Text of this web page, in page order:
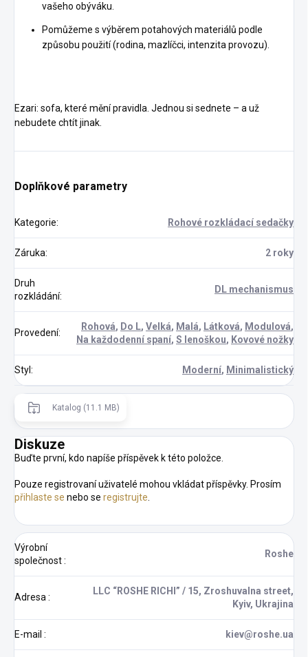
vašeho obýváku.
Pomůžeme s výběrem potahových materiálů podle
způsobu použití (rodina, mazlíčci, intenzita provozu).
Ezari: sofa, které mění pravidla. Jednou si sednete – a už
nebudete chtít jinak.
Doplňkové parametry
Kategorie: Rohové rozkládací sedačky
Záruka: 2 roky
Druh
rozkládání:
DL mechanismus
Provedení:
Rohová, Do L, Velká, Malá, Látková, Modulová,
Na každodenní spaní, S lenoškou, Kovové nožky
Styl: Moderní, Minimalistický
Katalog (11.1 MB)
Diskuze
Buďte první, kdo napíše příspěvek k této položce.
Pouze registrovaní uživatelé mohou vkládat příspěvky. Prosím
přihlaste se nebo se registrujte
Výrobní
společnost:
Roshe
Adresa :
LLC “ROSHE RICHI” / 15, Zroshuvalna street,
Kyiv, Ukrajina
E-mail : kiev@roshe.ua